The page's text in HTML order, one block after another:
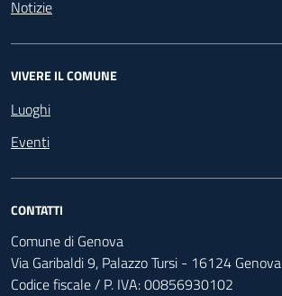
Notizie
VIVERE IL COMUNE
Luoghi
Eventi
CONTATTI
Comune di Genova
Via Garibaldi 9, Palazzo Tursi - 16124 Genova
Codice fiscale / P. IVA: 00856930102